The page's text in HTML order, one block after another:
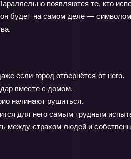
появляются те, кто
будет на самом деле —
если город отвернётся от него.
вместе с домом.
начинают рушиться.
для него самым трудным
страхом людей и